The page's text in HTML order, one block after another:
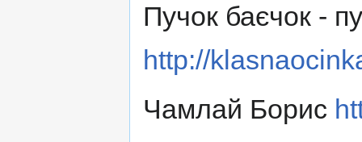
Пучок баєчок -
http://
Чамлай Борис